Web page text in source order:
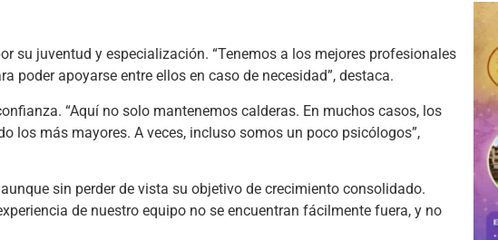
su juventud y especialización. “Tenemos a los mejores profesionales
poder apoyarse entre ellos en caso de necesidad”, destaca.
“Aquí no solo mantenemos calderas. En muchos casos, los
los más mayores. A veces, incluso somos un poco psicólogos”,
sin perder de vista su objetivo de crecimiento consolidado.
de nuestro equipo no se encuentran fácilmente fuera, y no